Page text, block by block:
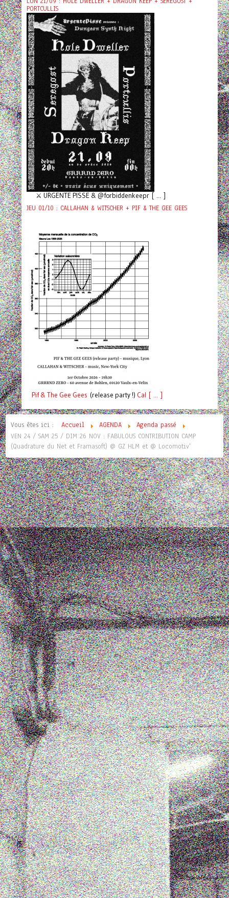
PORTCULLIS
⚔️ URGENTE PISSE & @forbiddenkeepr [ ... ]
JEU 01/10 : CALLAHAN & WITSCHER + PIF & THE GEE GEES
Pif& The Gee Gees (release party !) Cal [ ... ]
Vous êtes ici : Accueil AGENDA
Agenda passé
VEN 24 / SAM 25 / DIM 26 NOV : FABULOUS CONTRIBUTION CAMP
(Quadrature du Net et Framasoft) @ GZ HLM et @ Locomotiv'